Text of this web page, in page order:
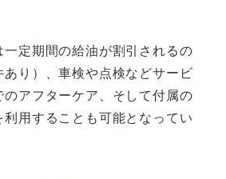
一定期間の給油が割引されるの
あり）、車検や点検などサービ
アフターケア、そして付属の
用することも可能となってい